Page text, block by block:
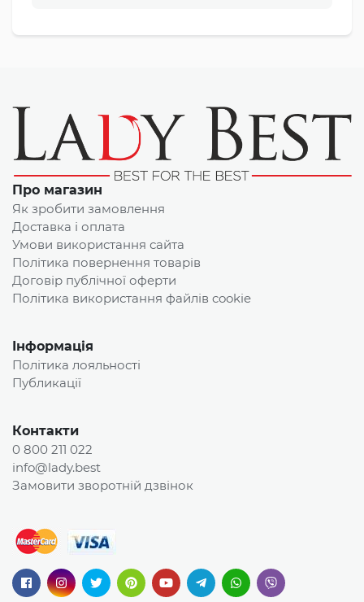
Про магазин
Як зробити замовлення
Доставка і оплата
Умови використання сайта
Політика повернення товарів
Договір публічної оферти
Політика використання файлів cookie
Інформація
Політика лояльності
Публикації
Контакти
0 800 211 022
info@lady.best
Замовити зворотній дзвінок